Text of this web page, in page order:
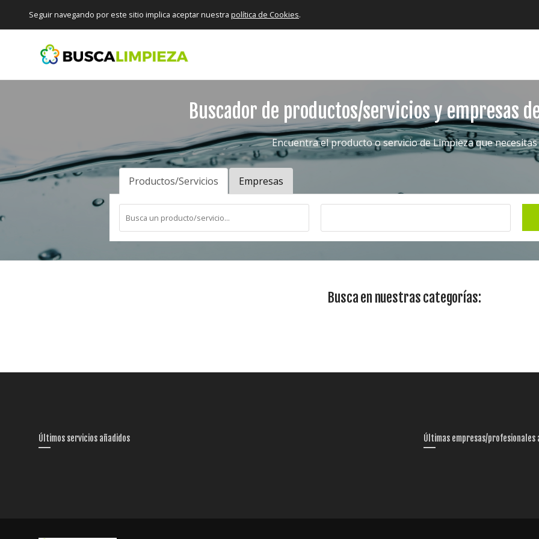
Seguir navegando por este sitio implica aceptar nuestra política de Cookies.
Buscador de productos/servicios y empresas
Encuentra el producto o servicio de Limpieza que necesitas
Productos/Servicios Empresas
Busca en nuestras categorías:
Últimos servicios añadidos Últimas empresas/profesionales